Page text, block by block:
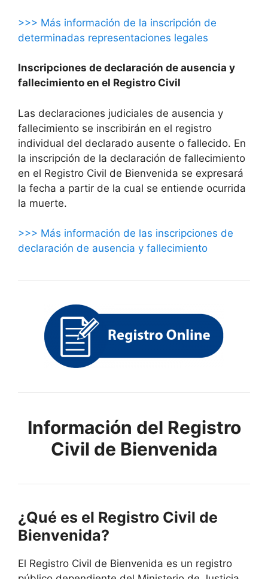
>>> Más información de la inscripción de
determinadas representaciones legales
Inscripciones de declaración de ausencia y
fallecimiento en el Registro Civil
Las declaraciones judiciales de ausencia y
fallecimiento se inscribirán en el registro
individual del declarado ausente o fallecido. En
la inscripción de la declaración de fallecimiento
en el Registro Civil de Bienvenida se expresará
la fecha a partir de la cual se entiende ocurrida
la muerte.
>>> Más información de las inscripciones de
declaración de ausencia y fallecimiento
Información del Registro
Civil de Bienvenida
¿Qué es el Registro Civil de
Bienvenida?
El Registro Civil de Bienvenida es un registro